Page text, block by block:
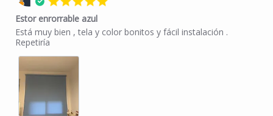
Estor enrorrable azul
Review by Beatriz G. on 18 Dec 2024
review stating Estor enrorrable azul
Está muy bien , tela y color bonitos y fácil instalación .
Repetiría